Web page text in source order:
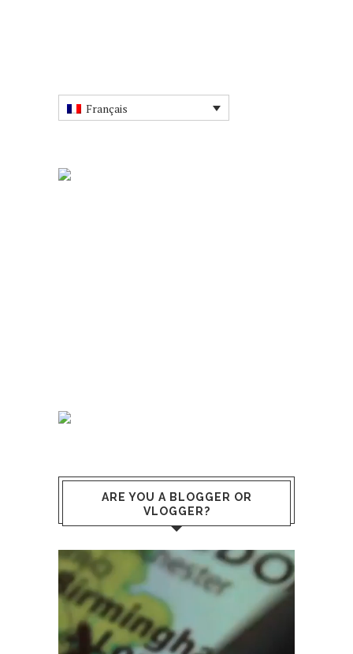
Français
ARE YOU A BLOGGER OR
VLOGGER?
Lecteur
vidéo